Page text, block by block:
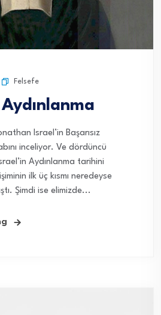
Felsefe
Aydınlanma
Israel’in Başarısız
inceliyor. Ve dördüncü
Aydınlanma tarihini
ilk üç kısmı neredeyse
Şimdi ise elimizde...